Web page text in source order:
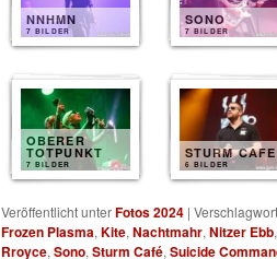
NNHMN
7 BILDER
SONO
7 BILDER
OBERER
TOTPUNKT
7 BILDER
STURM CAFE
6 BILDER
Veröffentlicht unterFotos 2024 |
Frozen Plasma, Kite, Nachtmahr, Nitzer Ebb,
Rroyce, Sono, Sturm Café, Suicide